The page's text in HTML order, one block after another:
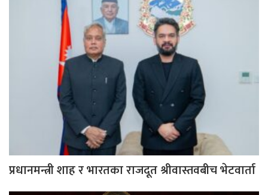
प्रधानमन्त्री शाह र भारतका राजदूत श्रीवास्तवबीच भेटवार्ता